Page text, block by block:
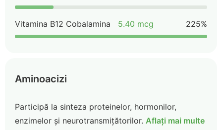
Vitamina B12 Cobalamina 5.40 mcg 225%
Aminoacizi
Participă la sinteza proteinelor, hormonilor,
enzimelor și neurotransmițătorilor. Aflați mai multe